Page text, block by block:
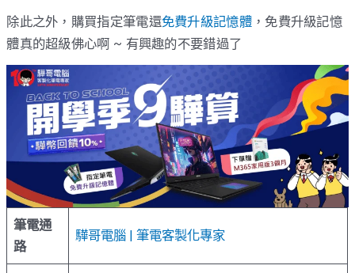
除此之外，購買指定筆電還免費升級記憶體，免費升級記憶
體真的超級佛心啊 ~ 有興趣的不要錯過了
筆電通
路
驊哥電腦 | 筆電客製化專家